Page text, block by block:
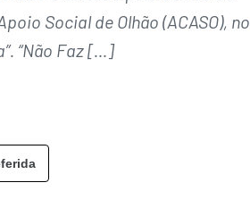
Social de Olhão (ACASO), no
“Não Faz […]